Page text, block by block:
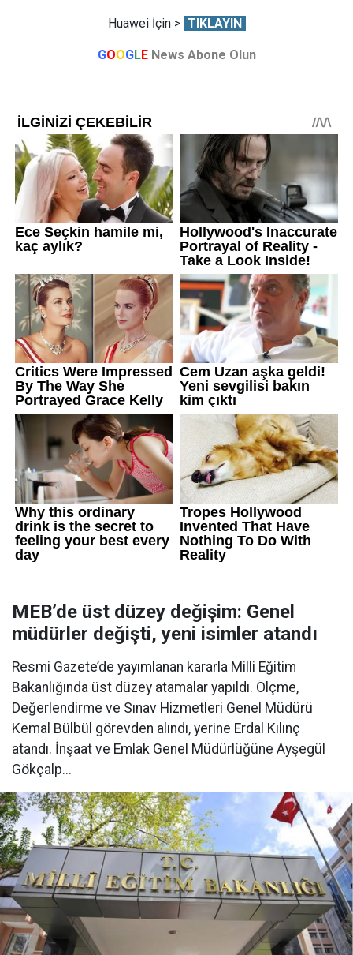
Huawei İçin > TIKLAYIN
GOOGLE News Abone Olun
MEB’de üst düzey değişim: Genel
müdürler değişti, yeni isimler atandı
Resmi Gazete’de yayımlanan kararla Milli Eğitim
Bakanlığında üst düzey atamalar yapıldı. Ölçme,
Değerlendirme ve Sınav Hizmetleri Genel Müdürü
Kemal Bülbül görevden alındı, yerine Erdal Kılınç
atandı. İnşaat ve Emlak Genel Müdürlüğüne Ayşegül
Gökçalp...